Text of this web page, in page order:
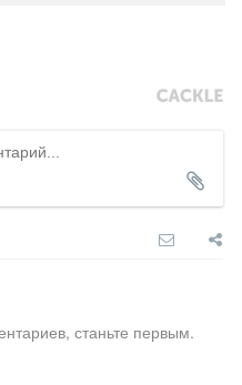
станьте первым.